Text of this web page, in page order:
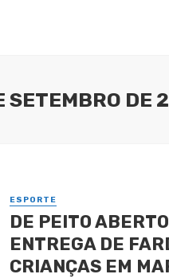
SETEMBRO DE
ESPORTE
DE PEITO
ENTREGA DE
CRIANÇAS EM